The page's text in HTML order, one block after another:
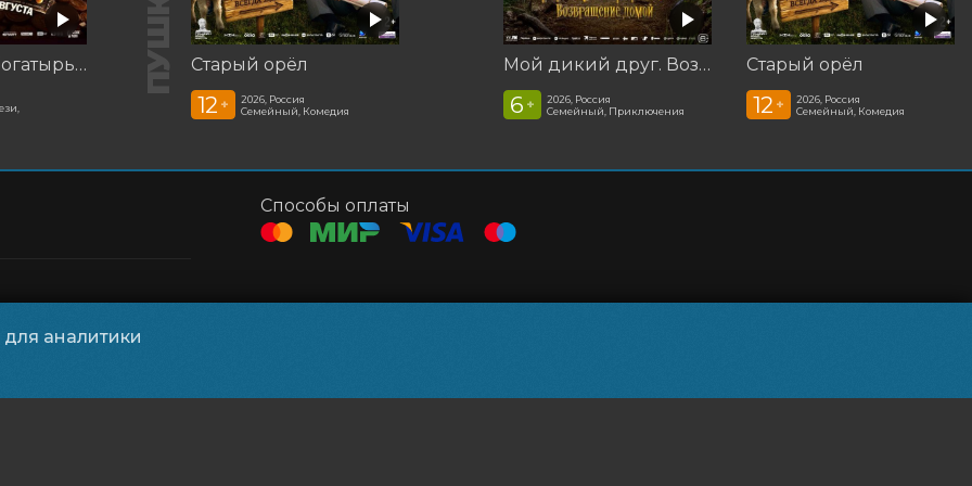
Последний богатырь. Колобок Старый орёл
12 +
2026, Россия
Семейный, Комедия
Мой дикий друг. Возвращение домой
6 +
2026, Россия
Семейный, Приключения
Старый орёл
12 +
2026, Россия
Семейный, Комедия
аналитики
Способы оплаты